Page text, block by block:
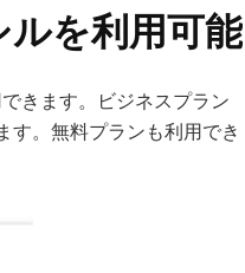
ルを利用可能
きます。ビジネスプラン
。無料プランも利用でき